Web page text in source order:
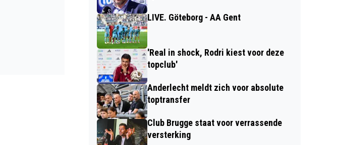
LIVE. Göteborg - AA Gent
'Real in shock, Rodri kiest voor deze
topclub'
Anderlecht meldt zich voor absolute
toptransfer
Club Brugge staat voor verrassende
versterking